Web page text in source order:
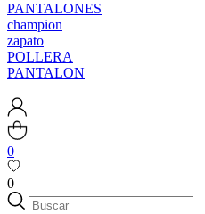
PANTALONES
champion
zapato
POLLERA
PANTALON
0
0